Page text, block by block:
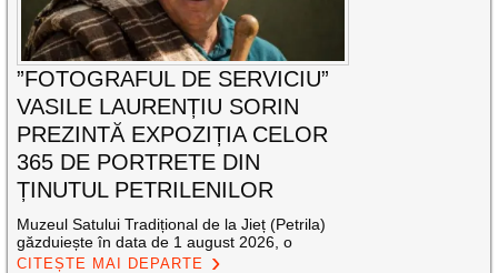
”FOTOGRAFUL DE SERVICIU”
VASILE LAURENȚIU SORIN
PREZINTĂ EXPOZIȚIA CELOR
365 DE PORTRETE DIN
ȚINUTUL PETRILENILOR
Muzeul Satului Tradițional de la Jieț (Petrila)
găzduiește în data de 1 august 2026, o
CITEȘTE MAI DEPARTE